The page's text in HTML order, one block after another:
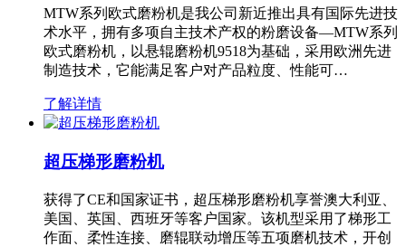
MTW系列欧式磨粉机是我公司新近推出具有国际先进技
术水平，拥有多项自主技术产权的粉磨设备—MTW系列
欧式磨粉机，以悬辊磨粉机9518为基础，采用欧洲先进
制造技术，它能满足客户对产品粒度、性能可…
了解详情
超压梯形磨粉机
获得了CE和国家证书，超压梯形磨粉机享誉澳大利亚、
美国、英国、西班牙等客户国家。该机型采用了梯形工
作面、柔性连接、磨辊联动增压等五项磨机技术，开创